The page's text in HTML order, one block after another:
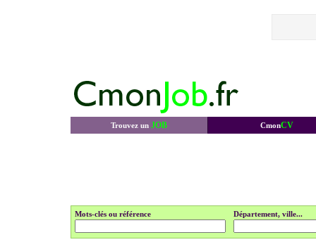
Trouvez un JOB CmonCV
Mots-clés ou référence Département, ville...